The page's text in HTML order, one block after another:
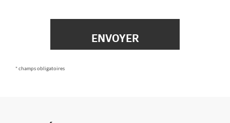
* champs obligatoires